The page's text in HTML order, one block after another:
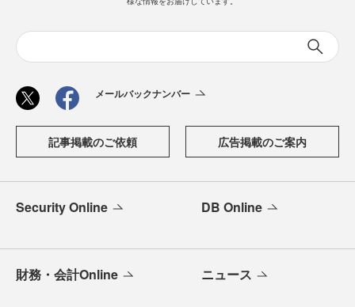
メールバックナンバー
記事掲載のご依頼 広告掲載のご案内
Security Online DB Online
財務・会計Online ニュース